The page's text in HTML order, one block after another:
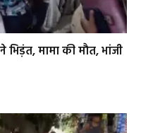
मामा की मौत, भांजी